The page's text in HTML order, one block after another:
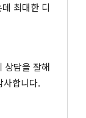
최대한 디
상담을 잘해
사합니다.